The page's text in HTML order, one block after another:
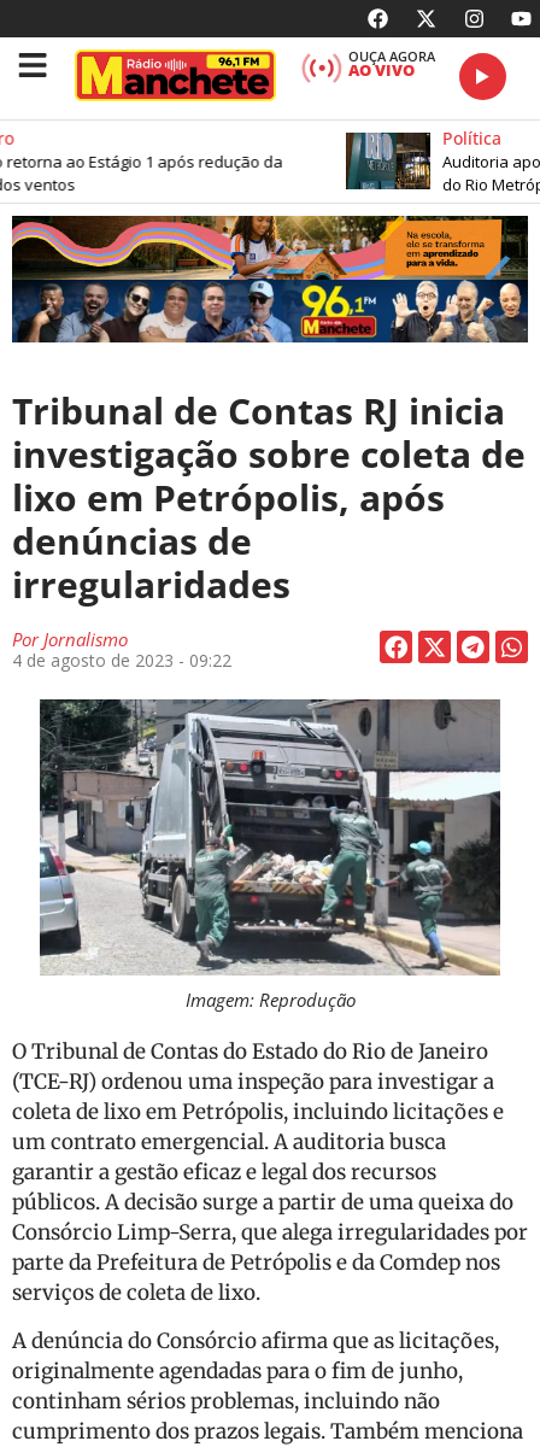
OUÇA AGORA
AO VIVO
ao Estágio 1 após redução da
ventos
Política
Auditoria
do Rio
Tribunal de Contas RJ inicia
investigação sobre coleta de
lixo em Petrópolis, após
denúncias de
irregularidades
PorJornalismo
4 de agosto de 2023 - 09:22
Imagem: Reprodução
O Tribunal de Contas do Estado do Rio de Janeiro
(TCE-RJ) ordenou uma inspeção para investigar a
coleta de lixo em Petrópolis, incluindo licitações e
um contrato emergencial. A auditoria busca
garantir a gestão eficaz e legal dos recursos
públicos. A decisão surge a partir de uma queixa do
Consórcio Limp-Serra, que alega irregularidades por
parte da Prefeitura de Petrópolis e da Comdep nos
serviços de coleta de lixo.
A denúncia do Consórcio afirma que as licitações,
originalmente agendadas para o fim de junho,
continham sérios problemas, incluindo não
cumprimento dos prazos legais. Também menciona